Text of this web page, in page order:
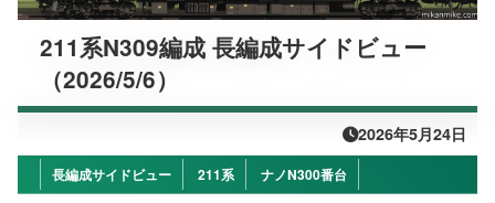
211系N309編成 長編成サイドビュー
（2026/5/6）
2026年5月24日
長編成サイドビュー 211系 ナノN300番台